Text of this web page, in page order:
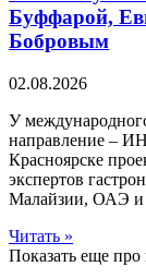
Буффарой,
Бобровым
02.08.2026
У
направление –
Красноярске
экспертов
Малайзии, ОАЭ и
Читать »
Показать еще про